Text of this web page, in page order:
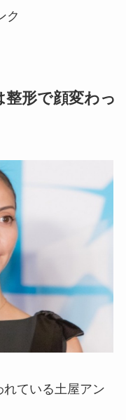
ク
整形で顔変わっ
ている土屋アン